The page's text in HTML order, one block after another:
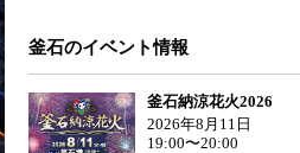
釜石のイベント情報
釜石納涼花火2026
2026年8月11日
19:00〜20:00